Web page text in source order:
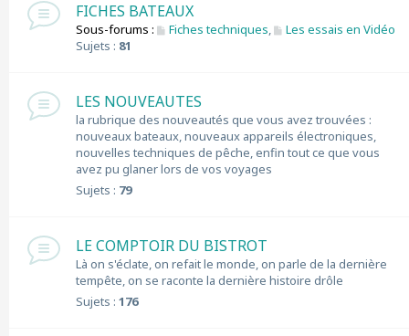
FICHES BATEAUX
Sous-forums : Fiches techniques,
Les essais en Vidéo
Sujets : 81
LES NOUVEAUTES
la rubrique des nouveautés que vous avez trouvées :
nouveaux bateaux, nouveaux appareils électroniques,
nouvelles techniques de pêche, enfin tout ce que vous
avez pu glaner lors de vos voyages
Sujets : 79
LE COMPTOIR DU BISTROT
Là on s'éclate, on refait le monde, on parle de la dernière
tempête, on se raconte la dernière histoire drôle
Sujets : 176